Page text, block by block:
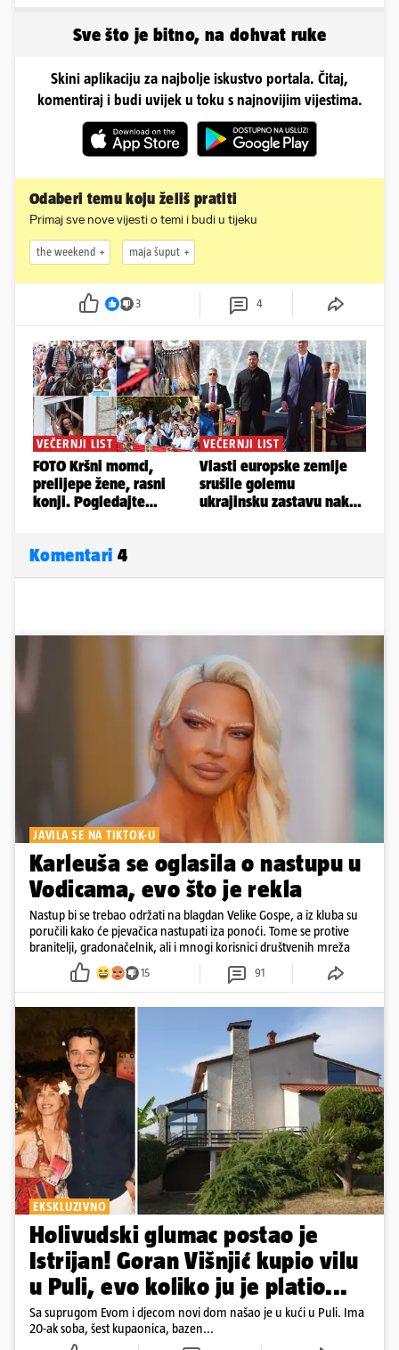
Sve što je bitno, na dohvat ruke
Skini aplikaciju za najbolje iskustvo portala. Čitaj,
komentiraj i budi uvijek u toku s najnovijim vijestima.
Odaberi temu koju želiš pratiti
Primaj sve nove vijesti o temi i budi u tijeku
the weekend maja šuput
3 4
Komentari 4
JAVILA SE NA TIKTOK-U
Karleuša se oglasila o nastupu u
Vodicama, evo što je rekla
Nastup bi se trebao održati na blagdan Velike Gospe, a iz kluba su
poručili kako će pjevačica nastupati iza ponoći. Tome se protive
branitelji, gradonačelnik, ali i mnogi korisnici društvenih mreža
15 91
EKSKLUZIVNO
Holivudski glumac postao je
Istrijan! Goran Višnjić kupio vilu
u Puli, evo koliko ju je platio...
Sa suprugom Evom i djecom novi dom našao je u kući u Puli. Ima
20-ak soba, šest kupaonica, bazen...